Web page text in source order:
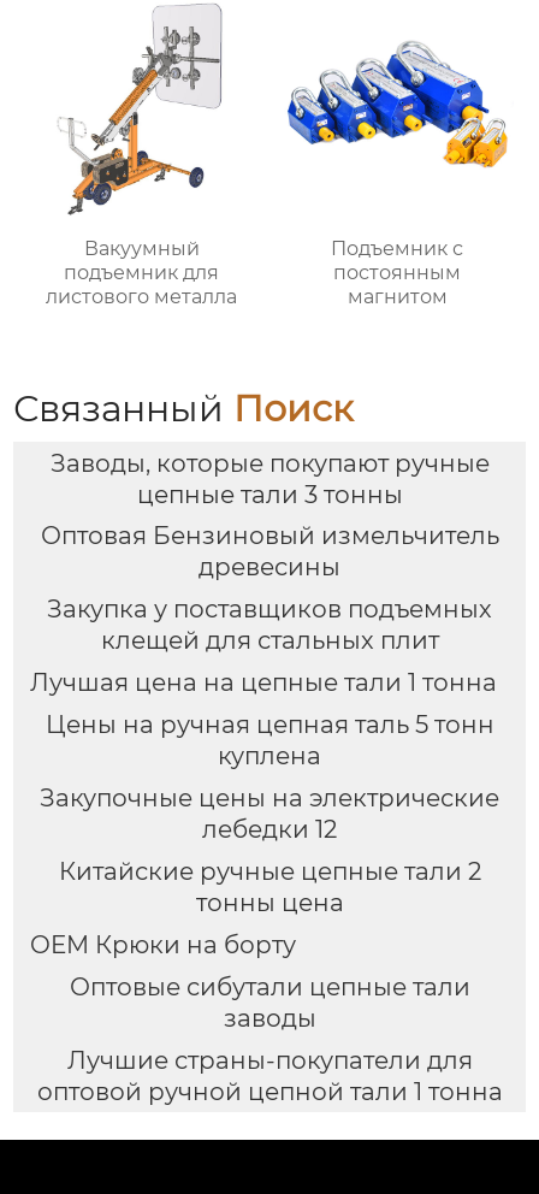
Вакуумный
подъемник для
листового металла
Подъемник с
постоянным
магнитом
Связанный Поиск
Заводы, которые покупают ручные
цепные тали 3 тонны
Оптовая Бензиновый измельчитель
древесины
Закупка у поставщиков подъемных
клещей для стальных плит
Лучшая цена на цепные тали 1 тонна
Цены на ручная цепная таль 5 тонн
куплена
Закупочные цены на электрические
лебедки 12
Китайские ручные цепные тали 2
тонны цена
OEM Крюки на борту
Оптовые сибутали цепные тали
заводы
Лучшие страны-покупатели для
оптовой ручной цепной тали 1 тонна